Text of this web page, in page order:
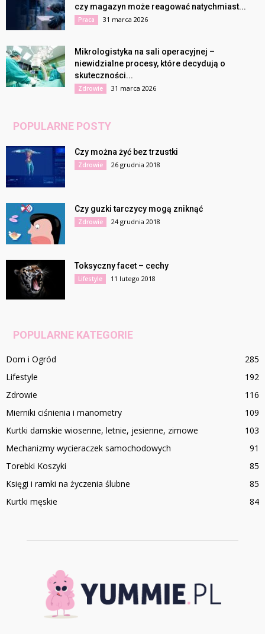
czy magazyn może reagować natychmiast...
Praca 31 marca 2026
Mikrologistyka na sali operacyjnej –
niewidzialne procesy, które decydują o
skuteczności...
Zdrowie 31 marca 2026
POPULARNE POSTY
Czy można żyć bez trzustki
Zdrowie 26 grudnia 2018
Czy guzki tarczycy mogą zniknąć
Zdrowie 24 grudnia 2018
Toksyczny facet – cechy
Lifestyle 11 lutego 2018
POPULARNE KATEGORIE
Dom i Ogród
285
Lifestyle
192
Zdrowie
116
Mierniki ciśnienia i manometry
109
Kurtki damskie wiosenne, letnie, jesienne, zimowe
103
Mechanizmy wycieraczek samochodowych
91
Torebki Koszyki
85
Księgi i ramki na życzenia ślubne
85
Kurtki męskie
84